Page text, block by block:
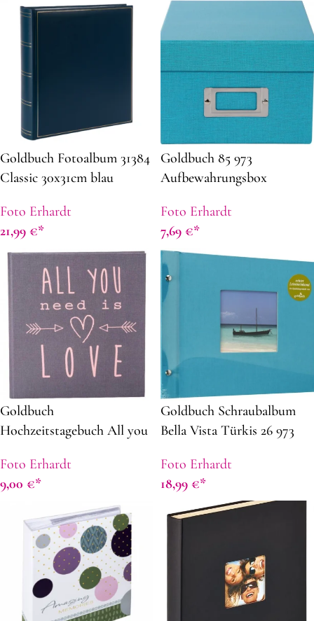
Goldbuch Fotoalbum 31384
Classic 30x31cm blau
Foto Erhardt
21,99 €
Goldbuch 85 973
Aufbewahrungsbox
Foto Erhardt
7,69 €
Goldbuch
Hochzeitstagebuch All you
Foto Erhardt
9,00 €
Goldbuch Schraubalbum
Bella Vista Türkis 26 973
Foto Erhardt
18,99 €